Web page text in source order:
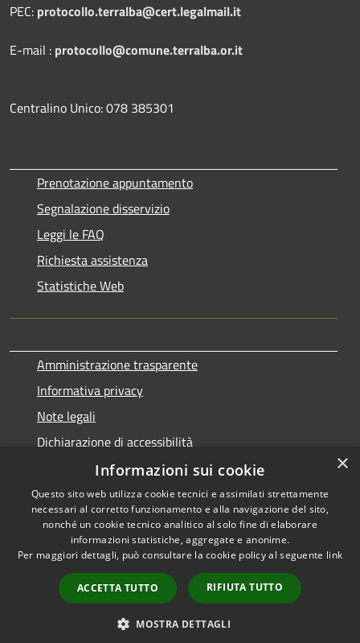
PEC: protocollo.terralba@cert.legalmail.it
E-mail : protocollo@comune.terralba.or.it
Centralino Unico: 078 385301
Prenotazione appuntamento
Segnalazione disservizio
Leggi le FAQ
Richiesta assistenza
Statistiche Web
Amministrazione trasparente
Informativa privacy
Note legali
Dichiarazione di accessibilità
Accessibilità
Privacy
Mappa del sito
Copyright © 2026 • Comune di
Terralba • Powered by
Municipium•Accesso
redazione
×
Informazioni sui cookie
Questo sito web utilizza cookie tecnici e assimilati strettamente
necessari al corretto funzionamento e alla navigazione del sito,
nonché un cookie tecnico analitico al solo fine di elaborare
informazioni statistiche, aggregate e anonime.
Per maggiori dettagli, può consultare la cookie policy al seguente link
ACCETTA TUTTO RIFIUTA TUTTO
MOSTRA DETTAGLI